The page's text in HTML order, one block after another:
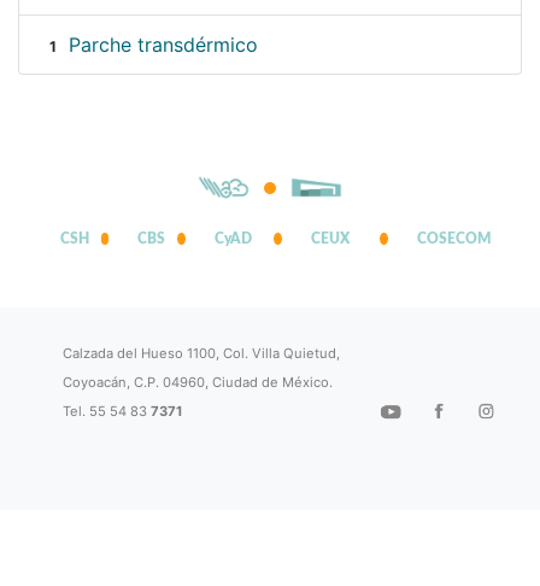
1 Parche transdérmico
CSH CBS CyAD CEUX COSECOM
Calzada del Hueso 1100, Col. Villa Quietud,
Coyoacán, C.P. 04960, Ciudad de México.
Tel. 55 54 837371